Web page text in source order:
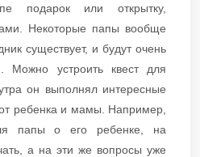
подарок или открытку,
Некоторые папы вообще
существует, и будут очень
Можно устроить квест для
он выполнял интересные
ребенка и мамы. Например,
папы о его ребенке, на
а на эти же вопросы уже